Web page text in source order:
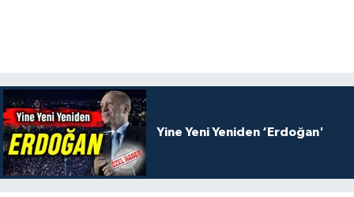
Yine Yeni Yeniden ‘Erdoğan'